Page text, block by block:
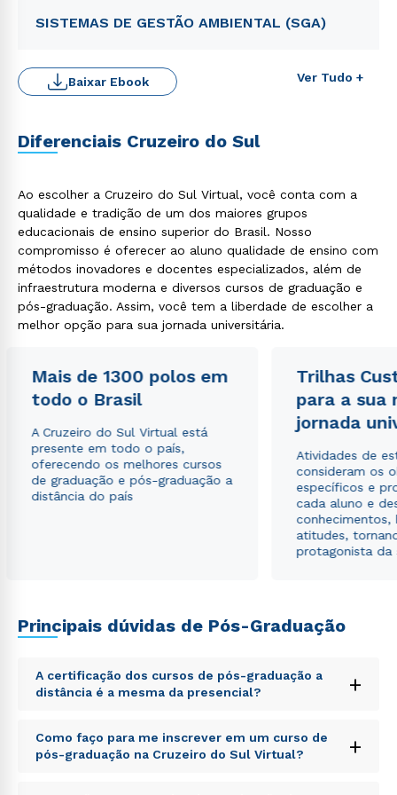
SISTEMAS DE GESTÃO AMBIENTAL (SGA)
Ver Tudo +
Baixar Ebook
Diferenciais Cruzeiro do Sul
Ao escolher a Cruzeiro do Sul Virtual, você conta com a
qualidade e tradição de um dos maiores grupos
educacionais de ensino superior do Brasil. Nosso
compromisso é oferecer ao aluno qualidade de ensino com
métodos inovadores e docentes especializados, além de
infraestrutura moderna e diversos cursos de graduação e
pós-graduação. Assim, você tem a liberdade de escolher a
melhor opção para sua jornada universitária.
Mais de 1300 polos em
todo o Brasil
A Cruzeiro do Sul Virtual está
presente em todo o país,
oferecendo os melhores cursos
de graduação e pós-graduação a
distância do país
Trilhas
para a sua
jornada
Atividades de
consideram os
específicos e
cada aluno e
conhecimentos,
atitudes,
protagonista da
Principais dúvidas de Pós-Graduação
A certificação dos cursos de pós-graduação a
distância é a mesma da presencial?
+
Sed ut perspiciatis unde omnis iste natus error sit
voluptatem accusantium doloremque laudantium,
totam rem aperiam, eaque ipsa quae ab illo inventore
Como faço para me inscrever em um curso de
pós-graduação na Cruzeiro do Sul Virtual?
+
Estou de acordo com aPolítica de Privacidade.e
autorizo que meus dados sejam utilizados para o
envio de conteúdos da Cruzeiro do Sul.